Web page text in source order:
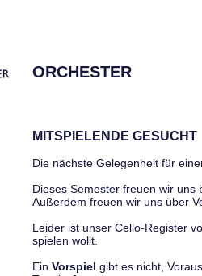
ORCHESTER
MITSPIELENDE GESUCHT
Die nächste Gelegenheit für
Dieses Semester freuen wir uns
Außerdem freuen wir uns über
Leider ist unser Cello-Register
spielen wollt.
Ein Vorspiel gibt es nicht,